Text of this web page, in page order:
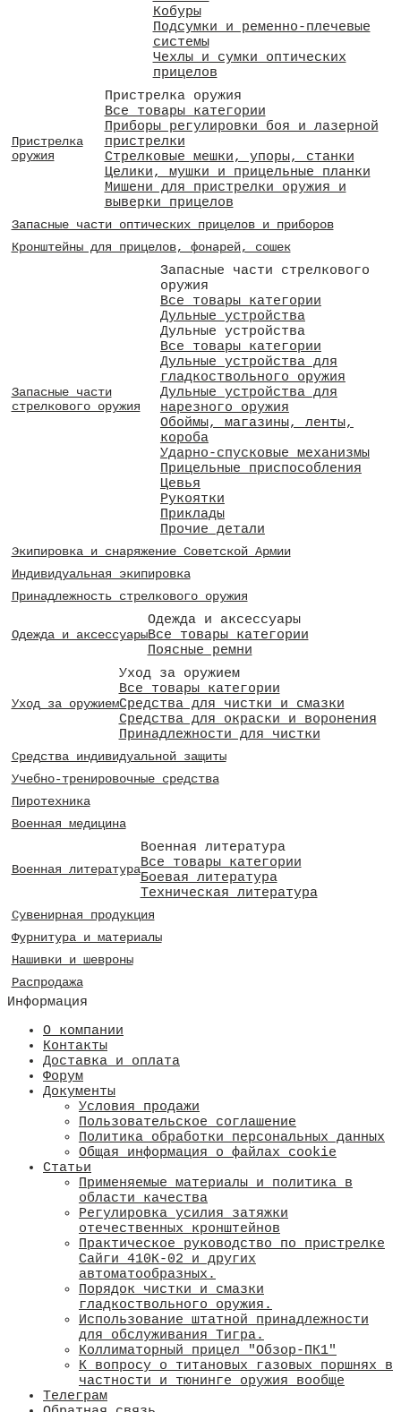
Кобуры
Подсумки и ременно-плечевые
системы
Чехлы и сумки оптических
прицелов
Пристрелка
оружия
Пристрелка оружия
Все товары категории
Приборы регулировки боя и лазерной
пристрелки
Стрелковые мешки, упоры, станки
Целики, мушки и прицельные планки
Мишени для пристрелки оружия и
выверки прицелов
Запасные части оптических прицелов и приборов
Кронштейны для прицелов, фонарей, сошек
Запасные части
стрелкового оружия
Запасные части стрелкового
оружия
Все товары категории
Дульные устройства
Дульные устройства
Все товары категории
Дульные устройства для
гладкоствольного оружия
Дульные устройства для
нарезного оружия
Обоймы, магазины, ленты,
короба
Ударно-спусковые механизмы
Прицельные приспособления
Цевья
Рукоятки
Приклады
Прочие детали
Экипировка и снаряжение Советской Армии
Индивидуальная экипировка
Принадлежность стрелкового оружия
Одежда и аксессуары
Одежда и аксессуары
Все товары категории
Поясные ремни
Уход за оружием
Уход за оружием
Все товары категории
Средства для чистки и смазки
Средства для окраски и воронения
Принадлежности для чистки
Средства индивидуальной защиты
Учебно-тренировочные средства
Пиротехника
Военная медицина
Военная литература
Военная литература
Все товары категории
Боевая литература
Техническая литература
Сувенирная продукция
Фурнитура и материалы
Нашивки и шевроны
Распродажа
Информация
О компании
Контакты
Доставка и оплата
Форум
Документы
Условия продажи
Пользовательское соглашение
Политика обработки персональных данных
Общая информация о файлах cookie
Статьи
Применяемые материалы и политика в
области качества
​Регулировка усилия затяжки
отечественных кронштейнов
Практическое руководство по пристрелке
Сайги 410К-02 и других
автоматообразных.
Порядок чистки и смазки
гладкоствольного оружия.
Использование штатной принадлежности
для обслуживания Тигра.
Коллиматорный прицел "Обзор-ПК1"
К вопросу о титановых газовых поршнях в
частности и тюнинге оружия вообще
Телеграм